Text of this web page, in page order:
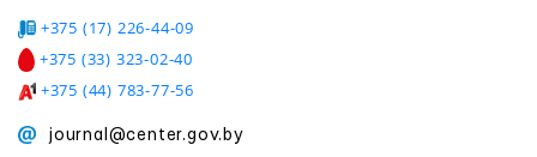
+375 (17) 226-44-09
+375 (33) 323-02-40
+375 (44) 783-77-56
journal@center.gov.by